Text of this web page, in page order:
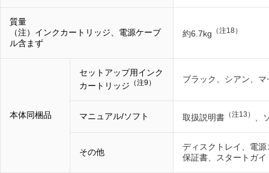
質量
（注）インクカートリッジ、電源ケーブ
ル含まず
約6.7kg （注18）
本体同梱品
セットアップ用インク
カートリッジ （注9） ブラック、シアン、
マニュアル/ソフト 取扱説明書 （注13） 、
その他
ディスクトレイ、電源
保証書、スタートガ